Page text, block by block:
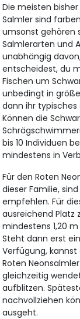
Die meisten
Salmler sind
umsonst gehören
Salmlerarten und
unabhängig
entscheidest, du
Fischen um
unbedingt in
dann ihr
Können die
bis 10 Individuen
mindestens in
Für den Roten
dieser Familie,
empfehlen. Für
ausreichend Platz
mindestens 1,20
Steht dann erst
Verfügung,
Roten
gleichzeitig
aufblitzen.
nachvollziehen
ausgeht.